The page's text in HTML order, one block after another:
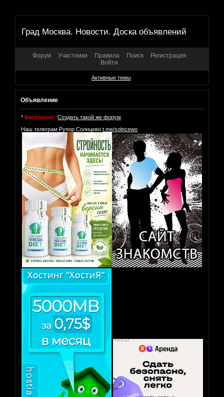
Град Москва. Новости. Доска объявлений
Форум Участники Правила Поиск
Регистрация
Войти
Активные темы
Объявление
* Бесплатно: Создать такой же форум
Наш телеграм Рупор Солнцево t.me/solncewo